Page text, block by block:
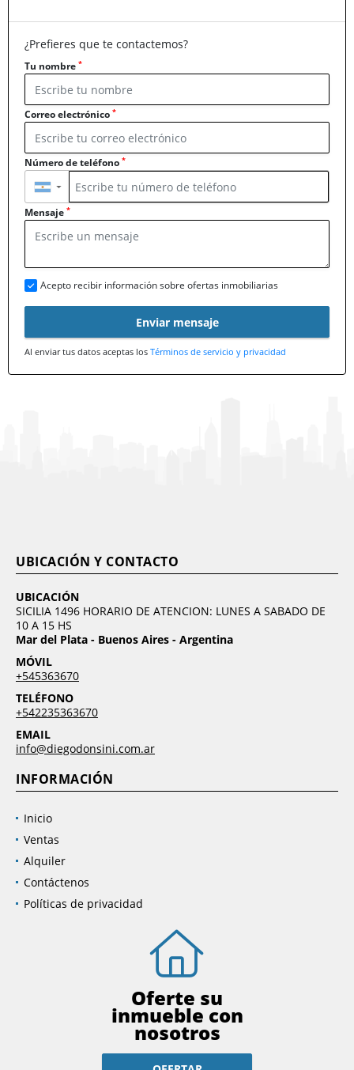
¿Prefieres que te contactemos?
Tu nombre *
Correo electrónico *
Número de teléfono *
▼
Mensaje *
Acepto recibir información sobre ofertas inmobiliarias
Enviar mensaje
Al enviar tus datos aceptas los Términos de servicio y privacidad
UBICACIÓN Y CONTACTO
UBICACIÓN
SICILIA 1496 HORARIO DE ATENCION: LUNES A SABADO DE
10 A 15 HS
Mar del Plata - Buenos Aires - Argentina
MÓVIL
+545363670
TELÉFONO
+542235363670
EMAIL
info@diegodonsini.com.ar
INFORMACIÓN
Inicio
Ventas
Alquiler
Contáctenos
Políticas de privacidad
Oferte su
inmueble con
nosotros